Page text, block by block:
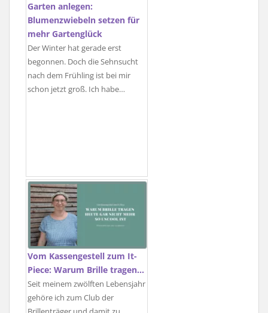
Garten anlegen:
Blumenzwiebeln setzen für
mehr Gartenglück
Der Winter hat gerade erst
begonnen. Doch die Sehnsucht
nach dem Frühling ist bei mir
schon jetzt groß. Ich habe…
Vom Kassengestell zum It-
Piece: Warum Brille tragen…
Seit meinem zwölften Lebensjahr
gehöre ich zum Club der